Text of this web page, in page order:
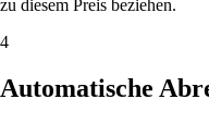
zu diesem Preis beziehen.
4
Automatische